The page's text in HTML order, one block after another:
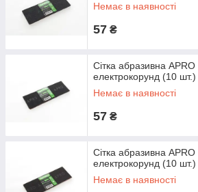
Немає в наявності
57 ₴
Сітка абразивна
електрокорунд (10 шт.)
Немає в наявності
57 ₴
Сітка абразивна
електрокорунд (10 шт.)
Немає в наявності